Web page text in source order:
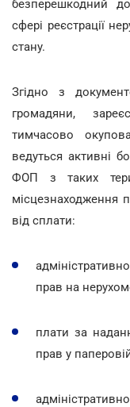
безперешкодний
сфері реєстрації
стану.
Згідно з
громадяни,
тимчасово
ведуться активні
ФОП з таких
місцезнаходження
від сплати:
прав на
плати за
прав у